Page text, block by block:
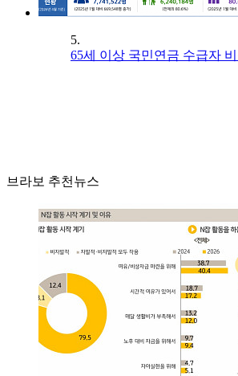
5.
65세 이상 국민연금 수급자 비
브라보 추천뉴스